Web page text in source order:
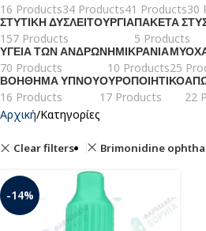
16 Products34 Products41 Products30
ΣΤΥΤΙΚΉ ΔΥΣΛΕΙΤΟΥΡΓΊΑ
157 Products
ΠΑΚΈΤΑ
5 Products
ΥΓΕΊΑ ΤΩΝ ΑΝΔΡΏΝ
70 Products
ΗΜΙΚΡΑΝΊΑ
10 Products25
ΒΟΉΘΗΜΑ ΎΠΝΟΥ
16 Products
ΟΥΡΟΠΟΙΗΤΙΚΌ
17 Products 22
Αρχική Κατηγορίες
Clear filters Brimonidine
-14%